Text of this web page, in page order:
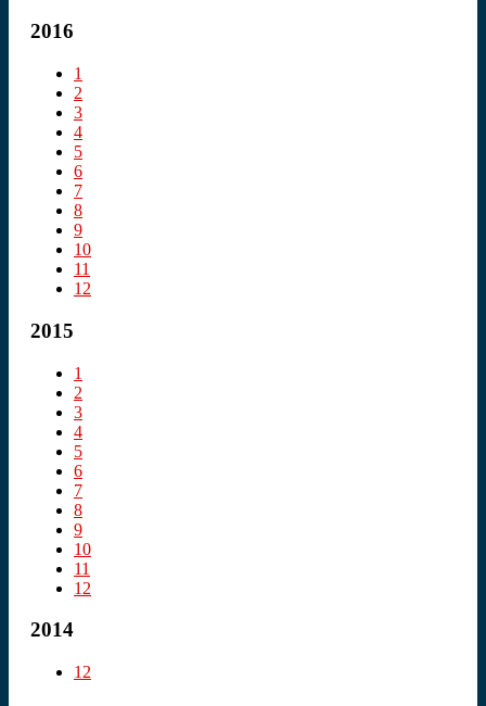
2016
1
2
3
4
5
6
7
8
9
10
11
12
2015
1
2
3
4
5
6
7
8
9
10
11
12
2014
12